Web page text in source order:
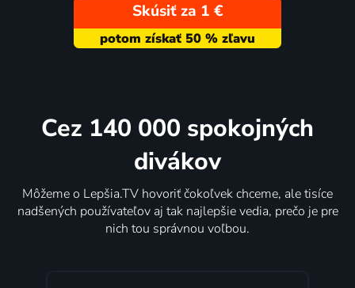
Skúsiť za 1 €
Cez 140 000 spokojných
divákov
Môžeme o Lepšia.TV hovoriť čokoľvek chceme, ale tisíce
nadšených používateľov aj tak najlepšie vedia, prečo je pre
nich tou správnou voľbou.